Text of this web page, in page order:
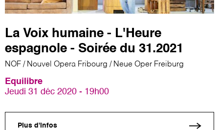
La Voix humaine - L'Heure
espagnole - Soirée du 31.2021
NOF / Nouvel Opera Fribourg / Neue Oper Freiburg
Equilibre
Jeudi 31 déc 2020 - 19h00
Plus d'infos